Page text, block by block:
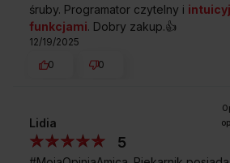
śruby. Programator czytelny i
funkcjami. Dobry zakup.👍️
12/19/2025
0
0
Lidia
5